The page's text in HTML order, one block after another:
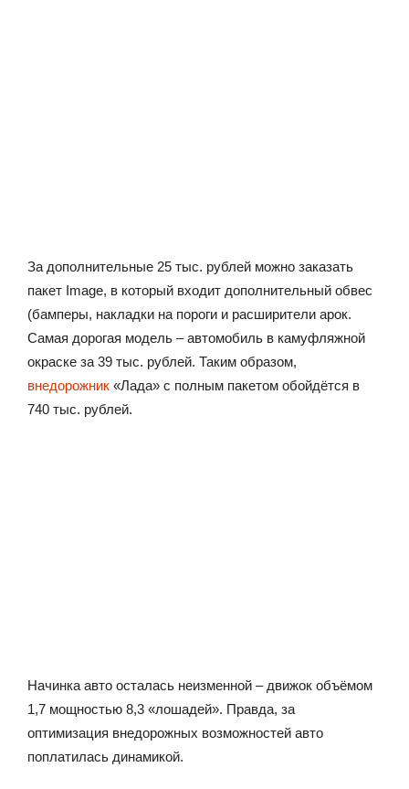
За дополнительные 25 тыс. рублей можно заказать
пакет Image, в который входит дополнительный обвес
(бамперы, накладки на пороги и расширители арок.
Самая дорогая модель – автомобиль в камуфляжной
окраске за 39 тыс. рублей. Таким образом,
внедорожник «Лада» с полным пакетом обойдётся в
740 тыс. рублей.
Начинка авто осталась неизменной – движок объёмом
1,7 мощностью 8,3 «лошадей». Правда, за
оптимизация внедорожных возможностей авто
поплатилась динамикой.